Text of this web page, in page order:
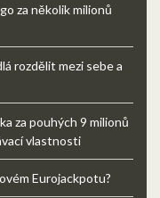
za několik milionů
rozdělit mezi sebe a
za pouhých 9 milionů
vlastnosti
Eurojackpotu?